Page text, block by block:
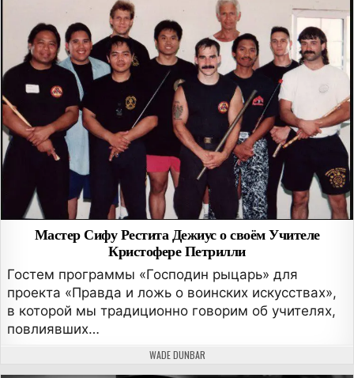
Мастер Сифу Рестита Дежиус о своём Учителе
Кристофере Петрилли
Гостем программы «Господин рыцарь» для
проекта «Правда и ложь о воинских искусствах»,
в которой мы традиционно говорим об учителях,
повлиявших…
АВТОР:
WADE DUNBAR